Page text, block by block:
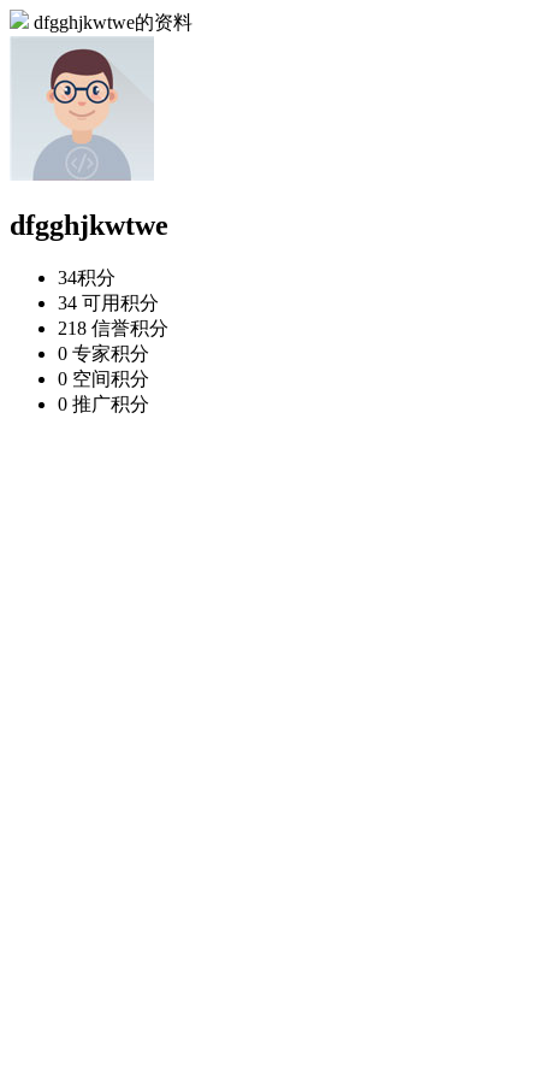
dfgghjkwtwe的资料
dfgghjkwtwe
34积分
34 可用积分
218 信誉积分
0 专家积分
0 空间积分
0 推广积分